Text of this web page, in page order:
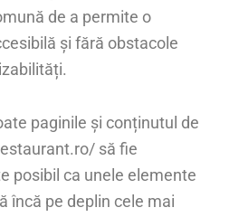
de a permite o
și fără obstacole
paginile și conținutul de
să fie
posibil ca unele elemente
încă pe deplin cele mai